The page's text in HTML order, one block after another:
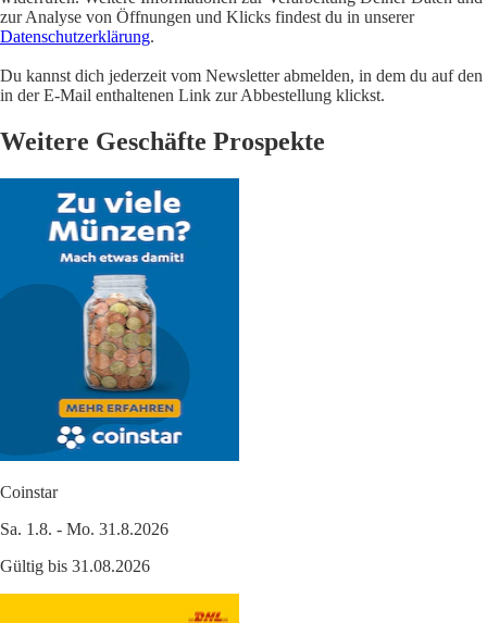
zur Analyse von Öffnungen und Klicks findest du in unserer
Datenschutzerklärung.
Du kannst dich jederzeit vom Newsletter abmelden, in dem du auf den
in der E-Mail enthaltenen Link zur Abbestellung klickst.
Weitere Geschäfte Prospekte
Coinstar
Sa. 1.8. - Mo. 31.8.2026
Gültig bis 31.08.2026